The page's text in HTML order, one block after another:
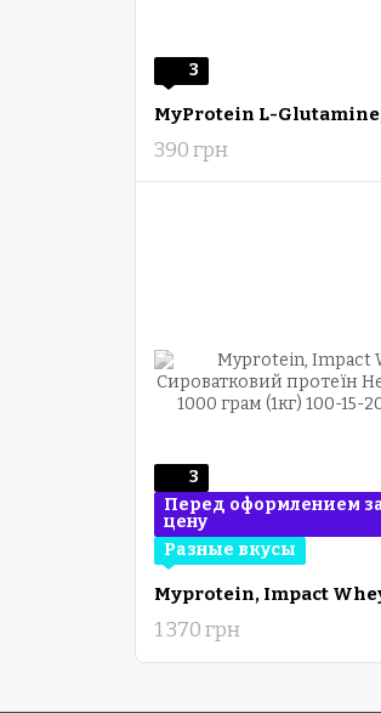
3
390 грн
3
Перед оформлением
цену
Разные вкусы
1 370 грн